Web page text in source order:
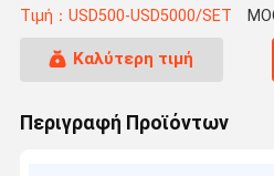
Τιμή：USD500-USD5000/SET
Καλύτερη τιμή
Περιγραφή Προϊόντων